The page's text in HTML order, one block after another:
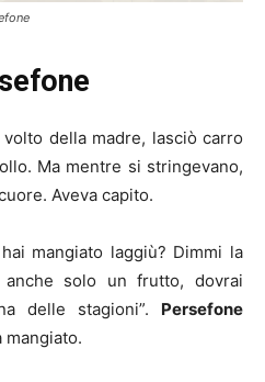
della madre, lasciò carro
Ma mentre si stringevano,
Aveva capito.
mangiato laggiù? Dimmi la
solo un frutto, dovrai
delle stagioni”. Persefone
mangiato.